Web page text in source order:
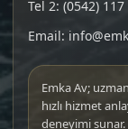
Tel 2: (0542)
Email:
Emka Av;
hızlı hizmet
deneyimi sunar.